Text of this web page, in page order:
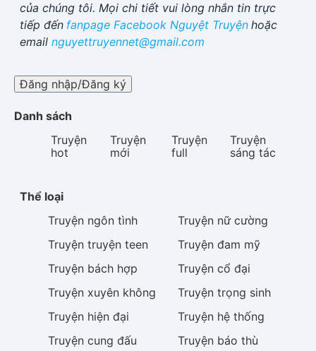
của chúng tôi. Mọi chi tiết vui lòng nhắn tin trực
tiếp đến fanpage Facebook Nguyệt Truyện hoặc
email nguyettruyennet@gmail.com
Đăng nhập/Đăng ký
Danh sách
Truyện
hot
Truyện
mới
Truyện
full
Truyện
sáng tác
Thể loại
Truyện ngôn tình Truyện nữ cường
Truyện truyện teen Truyện đam mỹ
Truyện bách hợp Truyện cổ đại
Truyện xuyên không Truyện trọng sinh
Truyện hiện đại Truyện hệ thống
Truyện cung đấu Truyện báo thù